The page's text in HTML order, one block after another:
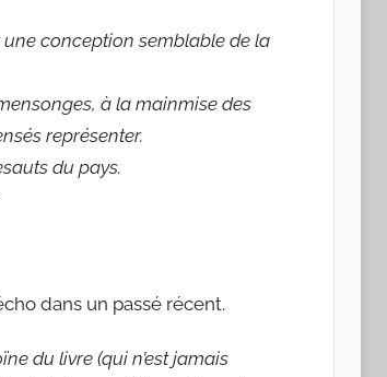
conception semblable de la
à la mainmise des
représenter.
du pays.
dans un passé récent.
du livre (qui n’est jamais